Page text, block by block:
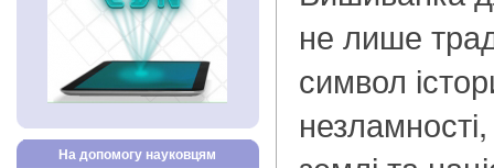
На допомогу науковцям
не лише
символ